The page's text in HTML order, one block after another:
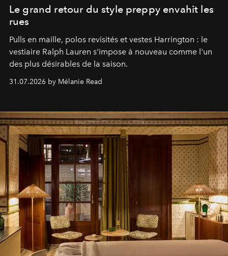
Le grand retour du style preppy envahit les
rues
Pulls en maille, polos revisités et vestes Harrington : le
vestiaire Ralph Lauren s'impose à nouveau comme l'un
des plus désirables de la saison.
31.07.2026 by Mélanie Read